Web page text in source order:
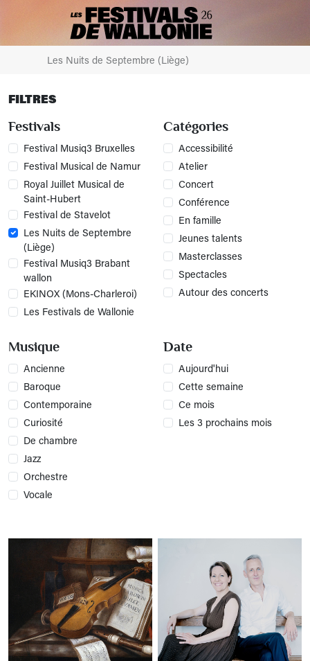
Les Nuits de Septembre (Liège)
FILTRES
Festivals
Festival Musiq3 Bruxelles
Festival Musical de Namur
Royal Juillet Musical de
Saint-Hubert
Festival de Stavelot
Les Nuits de Septembre
(Liège)
Festival Musiq3 Brabant
wallon
EKINOX (Mons-Charleroi)
Les Festivals de Wallonie
Catégories
Accessibilité
Atelier
Concert
Conférence
En famille
Jeunes talents
Masterclasses
Spectacles
Autour des concerts
Musique
Ancienne
Baroque
Contemporaine
Curiosité
De chambre
Jazz
Orchestre
Vocale
Date
Aujourd'hui
Cette semaine
Ce mois
Les 3 prochains mois